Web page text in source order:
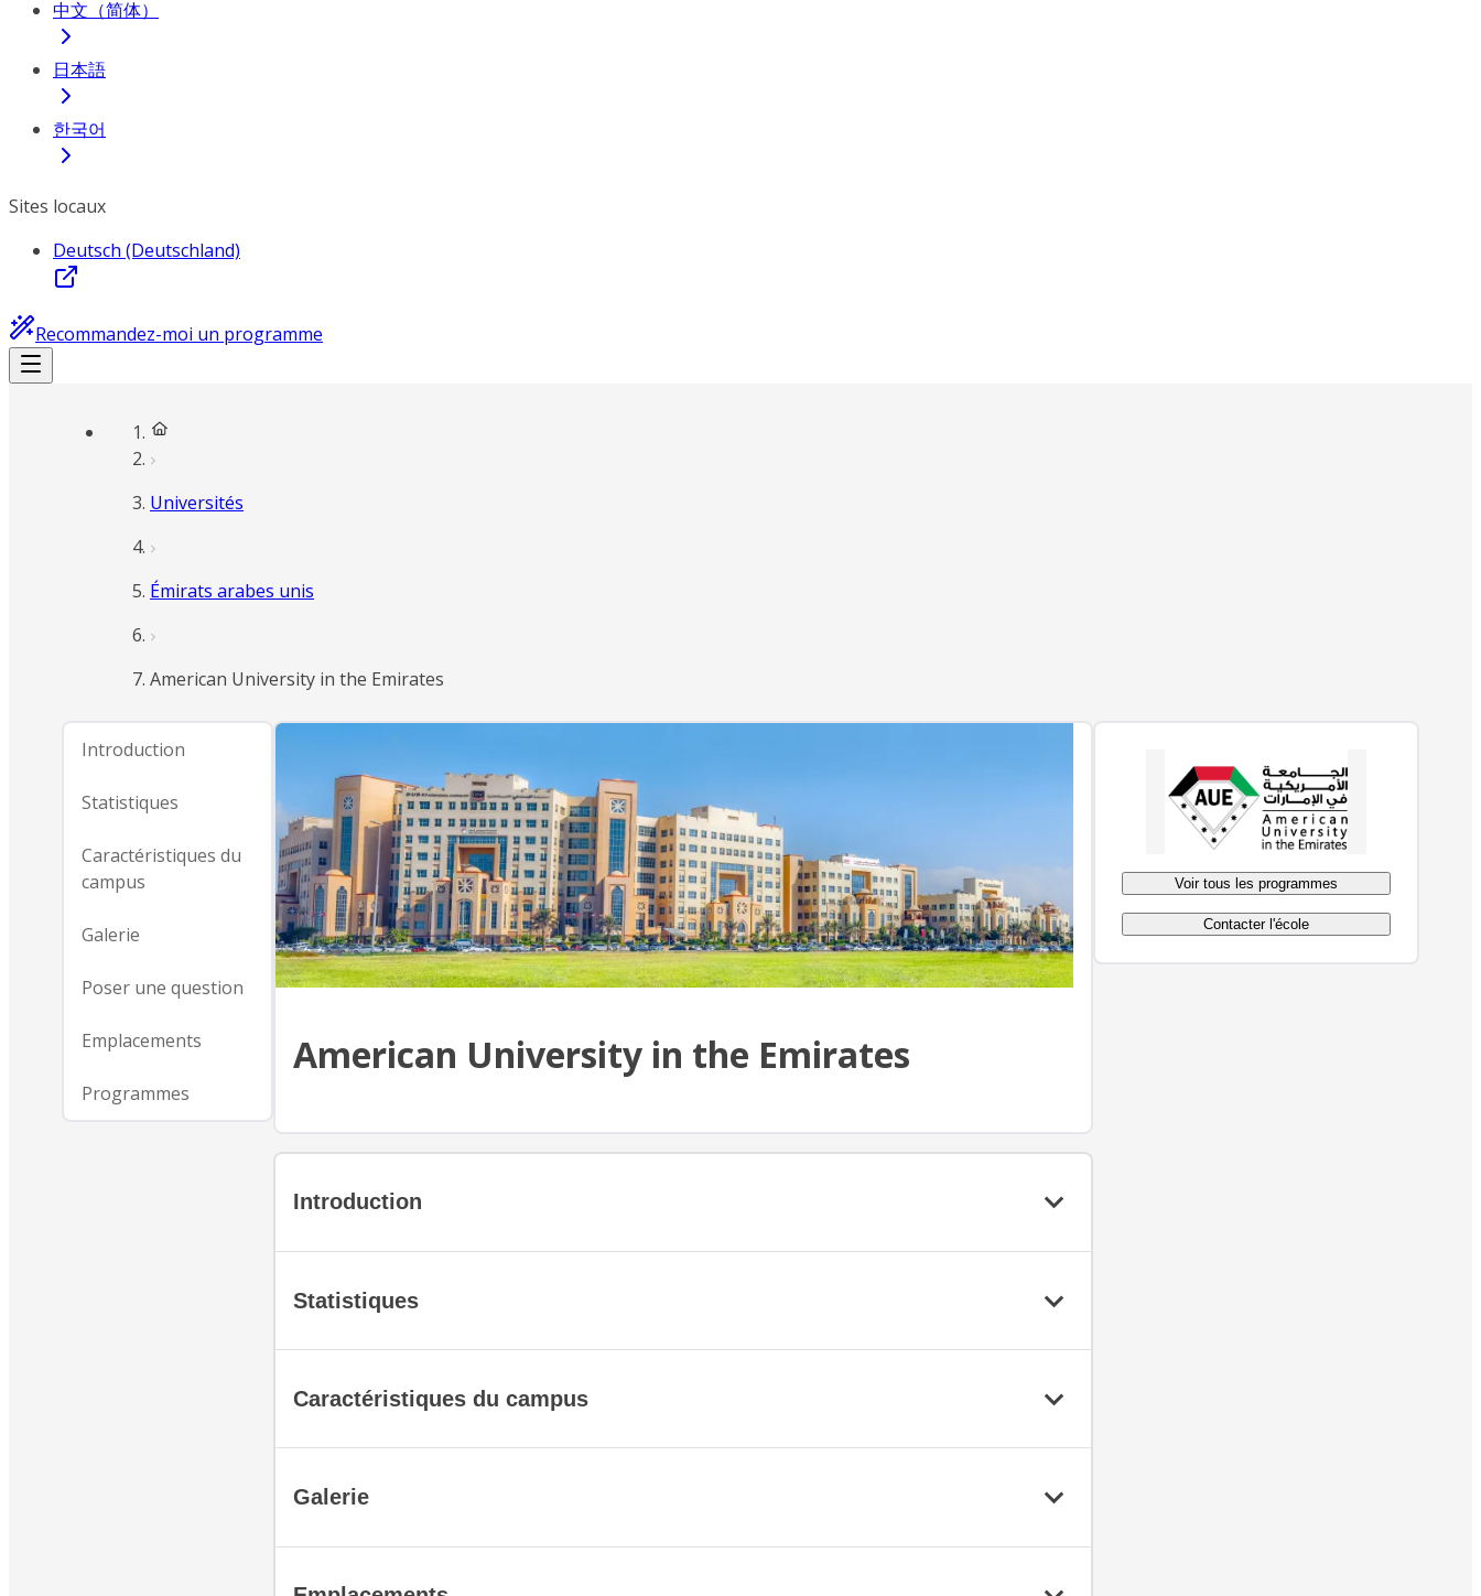
中文（简体）
日本語
한국어
Sites locaux
Deutsch (Deutschland)
Recommandez-moi un programme
Universités
Émirats arabes unis
American University in the Emirates
Introduction
Statistiques
Caractéristiques du
campus
Galerie
Poser une question
Emplacements
Programmes
American University in the Emirates
Introduction
Statistiques
Caractéristiques du campus
Galerie
Voir tous les programmes
Contacter l'école